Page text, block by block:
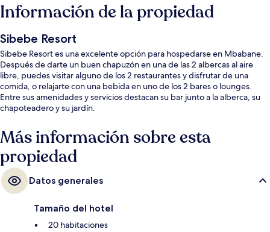
Información de la propiedad
Sibebe Resort
Sibebe Resort es una excelente opción para hospedarse en Mbabane.
Después de darte un buen chapuzón en una de las 2 albercas al aire
libre, puedes visitar alguno de los 2 restaurantes y disfrutar de una
comida, o relajarte con una bebida en uno de los 2 bares o lounges.
Entre sus amenidades y servicios destacan su bar junto a la alberca, su
chapoteadero y su jardín.
Más información sobre esta
propiedad
Datos generales
Tamaño del hotel
20 habitaciones